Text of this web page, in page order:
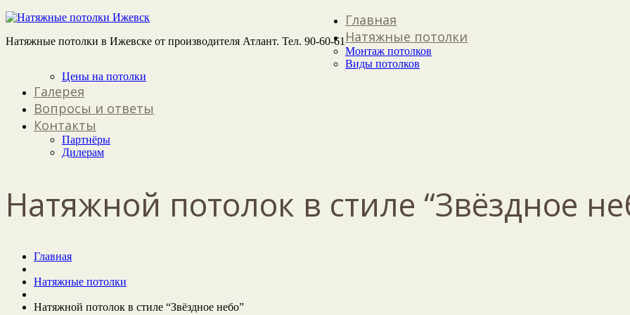
Натяжные потолки в Ижевске от производителя Атлант. Тел. 90-60-61
Главная
Натяжные потолки
Монтаж потолков
Виды потолков
Цены на потолки
Галерея
Вопросы и ответы
Контакты
Партнёры
Дилерам
Натяжной потолок в стиле “Звёздное
Главная
Натяжные потолки
Натяжной потолок в стиле “Звёздное небо”